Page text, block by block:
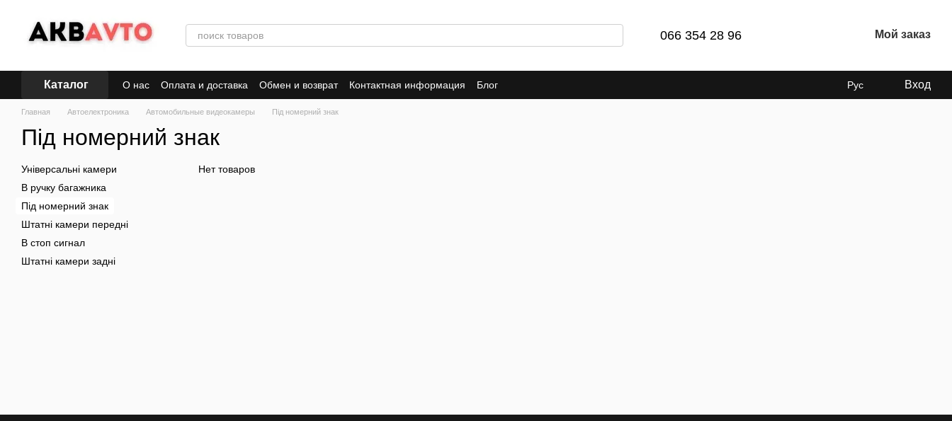
066 354 28 96 Мой заказ
Каталог О нас Оплата и доставка Обмен и возврат Контактная информация Блог Рус Вход
Главная Автоелектроника Автомобильные видеокамеры Під номерний знак
Під номерний знак
Нет товаров
Універсальні камери
В ручку багажника
Під номерний знак
Штатні камери передні
В стоп сигнал
Штатні камери задні